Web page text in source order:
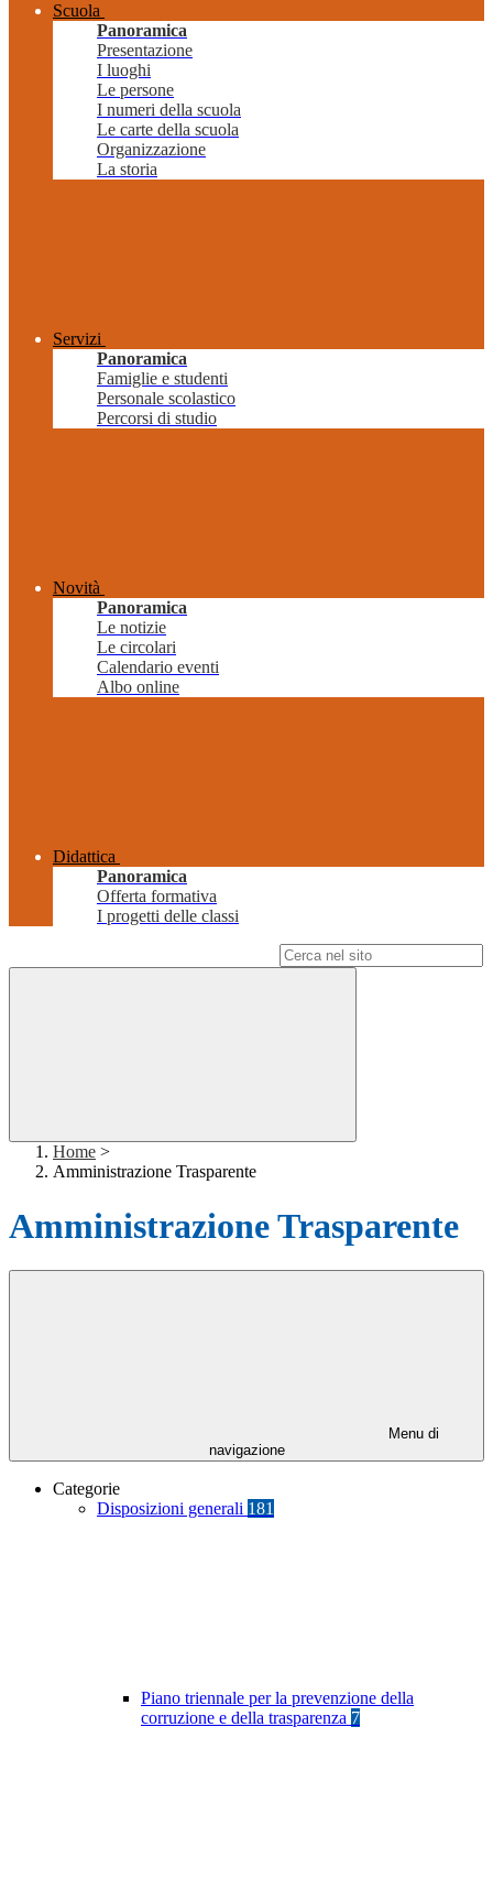
Scuola
Panoramica
Presentazione
I luoghi
Le persone
I numeri della scuola
Le carte della scuola
Organizzazione
La storia
Servizi
Panoramica
Famiglie e studenti
Personale scolastico
Percorsi di studio
Novità
Panoramica
Le notizie
Le circolari
Calendario eventi
Albo online
Didattica
Panoramica
Offerta formativa
I progetti delle classi
Home >
Amministrazione Trasparente
Amministrazione Trasparente
Menu di
navigazione
Categorie
Disposizioni generali 181
Piano triennale per la prevenzione della
corruzione e della trasparenza 7